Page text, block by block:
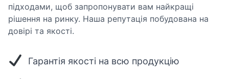
підходами, щоб запропонувати вам найкращі
рішення на ринку. Наша репутація побудована на
довірі та якості.
Гарантія якості на всю продукцію